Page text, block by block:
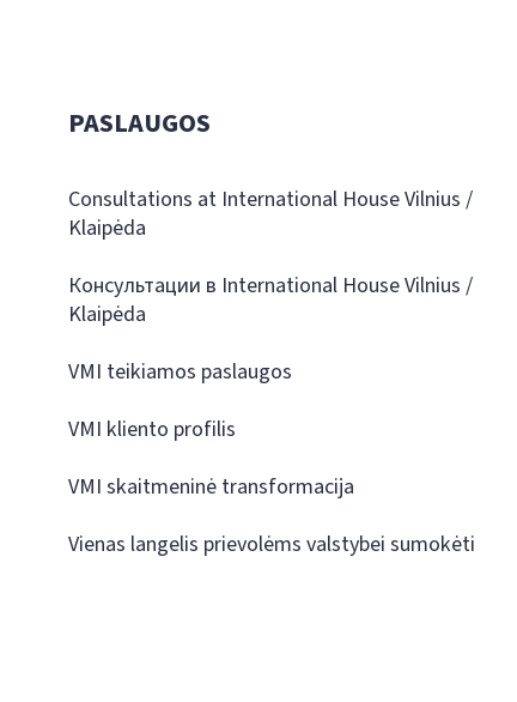
PASLAUGOS
Consultations at International House Vilnius /
Klaipėda
Консультации в International House Vilnius /
Klaipėda
VMI teikiamos paslaugos
VMI kliento profilis
VMI skaitmeninė transformacija
Vienas langelis prievolėms valstybei sumokėti